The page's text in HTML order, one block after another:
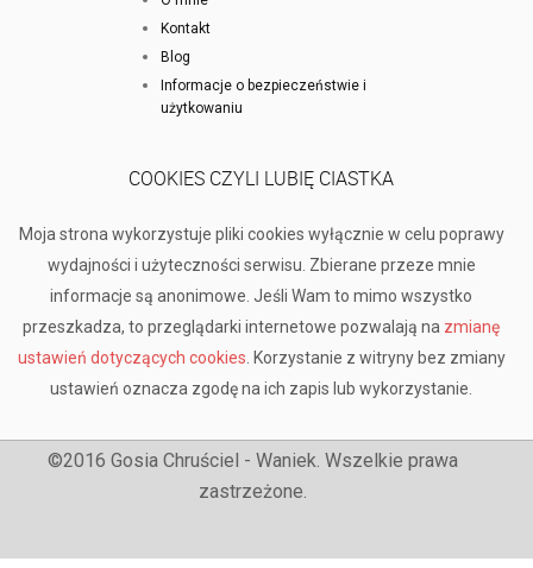
Kontakt
Blog
Informacje o bezpieczeństwie i
użytkowaniu
COOKIES CZYLI LUBIĘ CIASTKA
Moja strona wykorzystuje pliki cookies wyłącznie w celu poprawy
wydajności i użyteczności serwisu. Zbierane przeze mnie
informacje są anonimowe. Jeśli Wam to mimo wszystko
przeszkadza, to przeglądarki internetowe pozwalają na zmianę
ustawień dotyczących cookies . Korzystanie z witryny bez zmiany
ustawień oznacza zgodę na ich zapis lub wykorzystanie.
©2016 Gosia Chruściel - Waniek. Wszelkie prawa
zastrzeżone.